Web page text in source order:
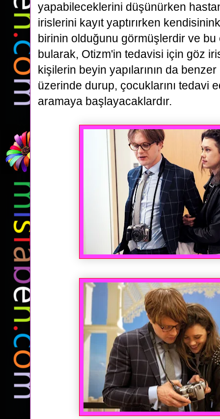
yapabileceklerini düşünürken
irislerini kayıt yaptırırken
birinin olduğunu görmüşlerdir ve
bularak, Otizm'in tedavisi için göz
kişilerin beyin yapılarının da
üzerinde durup, çocuklarını tedavi
aramaya başlayacaklardır.